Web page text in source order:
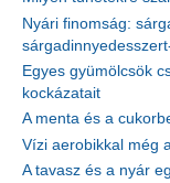
Nyári finomság:
Egyes gyümölcsök
kockázatait
A menta és a
Vízi aerobikkal még
A tavasz és a nyár